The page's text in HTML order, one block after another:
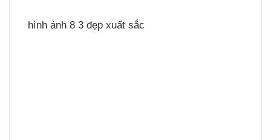
hình ảnh 8 3 đẹp xuất sắc